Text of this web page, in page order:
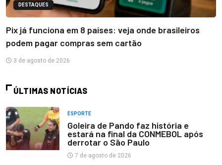
DESTAQUES
Pix já funciona em 8 países: veja onde brasileiros
podem pagar compras sem cartão
3 de agosto de 2026
ÚLTIMAS NOTÍCIAS
ESPORTE
Goleira de Pando faz história e
estará na final da CONMEBOL após
derrotar o São Paulo
7 de agosto de 2026